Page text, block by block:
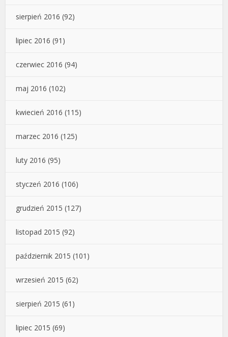
sierpień 2016 (92)
lipiec 2016 (91)
czerwiec 2016 (94)
maj 2016 (102)
kwiecień 2016 (115)
marzec 2016 (125)
luty 2016 (95)
styczeń 2016 (106)
grudzień 2015 (127)
listopad 2015 (92)
październik 2015 (101)
wrzesień 2015 (62)
sierpień 2015 (61)
lipiec 2015 (69)